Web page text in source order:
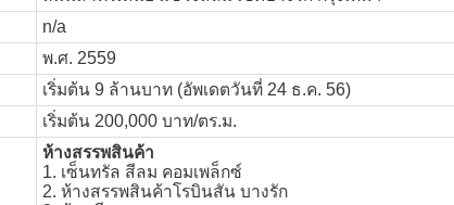
n/a
พ.ศ. 2559
เริ่มต้น 9 ล้านบาท (อัพเดตวันที่ 24 ธ.ค. 56)
เริ่มต้น 200,000 บาท/ตร.ม.
ห้างสรรพสินค้า
1. เซ็นทรัล สีลม คอมเพล็กซ์
2. ห้างสรรพสินค้าโรบินสัน บางรัก